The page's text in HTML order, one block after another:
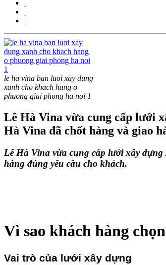
le ha vina ban luoi xay dung
xanh cho khach hang o
phuong giai phong ha noi 1
Lê Hà Vina vừa cung cấp lưới
Hà Vina đã chốt hàng và giao
Lê Hà Vina vừa cung cấp lưới xây
hàng đúng yêu cầu cho khách.
Vì sao khách hàng
Vai trò của lưới xây dựng